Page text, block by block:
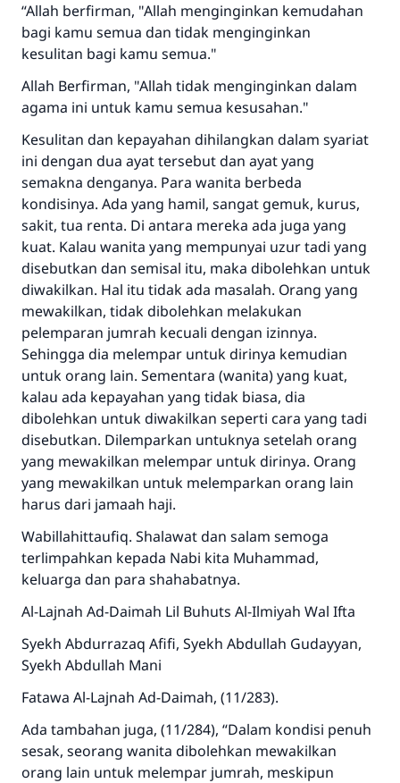
“Allah berfirman, "Allah menginginkan kemudahan
bagi kamu semua dan tidak menginginkan
kesulitan bagi kamu semua."
Allah Berfirman, "Allah tidak menginginkan dalam
agama ini untuk kamu semua kesusahan."
Kesulitan dan kepayahan dihilangkan dalam syariat
ini dengan dua ayat tersebut dan ayat yang
semakna denganya. Para wanita berbeda
kondisinya. Ada yang hamil, sangat gemuk, kurus,
sakit, tua renta. Di antara mereka ada juga yang
kuat. Kalau wanita yang mempunyai uzur tadi yang
disebutkan dan semisal itu, maka dibolehkan untuk
diwakilkan. Hal itu tidak ada masalah. Orang yang
mewakilkan, tidak dibolehkan melakukan
pelemparan jumrah kecuali dengan izinnya.
Sehingga dia melempar untuk dirinya kemudian
untuk orang lain. Sementara (wanita) yang kuat,
kalau ada kepayahan yang tidak biasa, dia
dibolehkan untuk diwakilkan seperti cara yang tadi
disebutkan. Dilemparkan untuknya setelah orang
yang mewakilkan melempar untuk dirinya. Orang
yang mewakilkan untuk melemparkan orang lain
harus dari jamaah haji.
Wabillahittaufiq. Shalawat dan salam semoga
terlimpahkan kepada Nabi kita Muhammad,
keluarga dan para shahabatnya.
Al-Lajnah Ad-Daimah Lil Buhuts Al-Ilmiyah Wal Ifta
Syekh Abdurrazaq Afifi, Syekh Abdullah Gudayyan,
Syekh Abdullah Mani
Fatawa Al-Lajnah Ad-Daimah, (11/283).
Ada tambahan juga, (11/284), “Dalam kondisi penuh
sesak, seorang wanita dibolehkan mewakilkan
orang lain untuk melempar jumrah, meskipun
Jawaban no. 110845
menyelamatkan pernikahan.
Bantu kami dalam memberikan jawaban untuk umat
Rasulullah ﷺ bersabda
"Siapa yang menunjukkan suatu kebaikan,
meka dia akan mendapatkan pahala yang
sama dengan orang yang melakukannya"
MUSLIM, 1893
Saham